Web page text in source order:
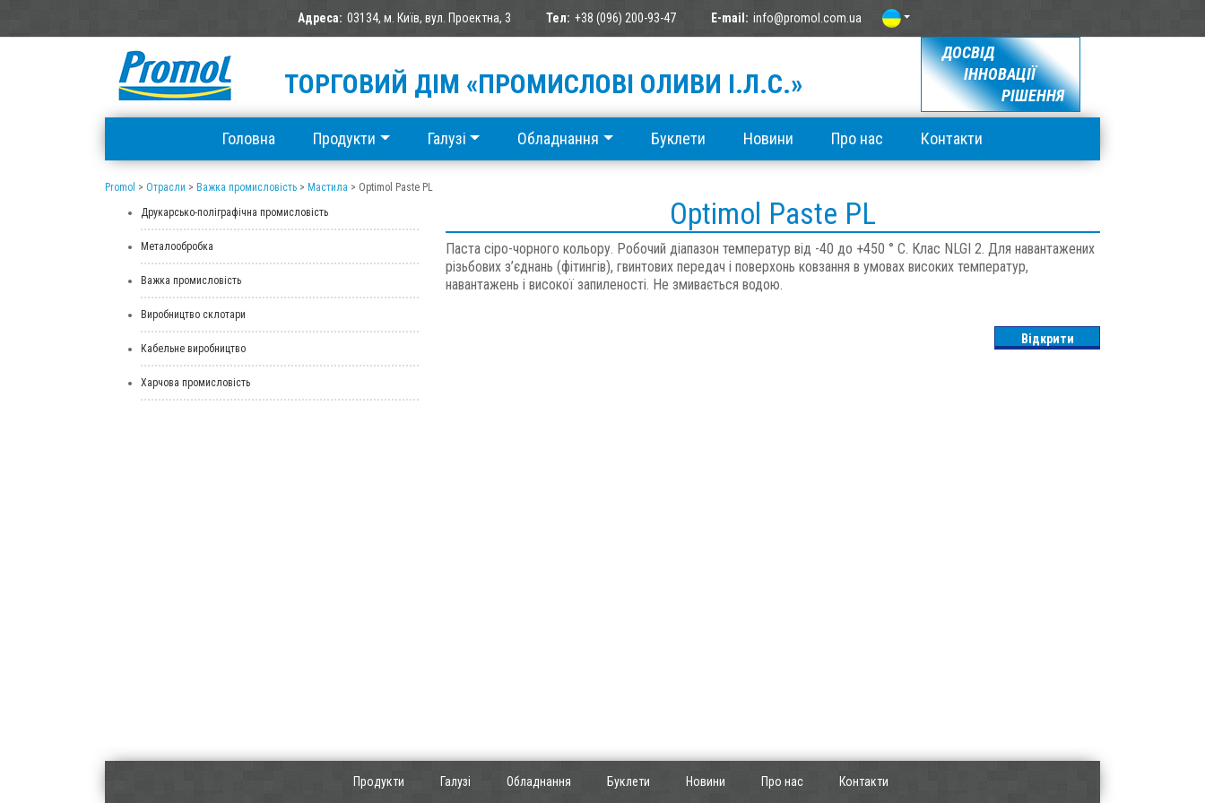
Адреса: 03134, м. Київ, вул. Проектна, 3 Тел: +38 (096) 200-93-47 E-mail: info@promol.com.ua
ТОРГОВИЙ ДІМ «ПРОМИСЛОВІ ОЛИВИ І.Л.С.»
ДОСВІД
ІННОВАЦІЇ
РІШЕННЯ
Головна Продукти Галузі Обладнання Буклети Новини Про нас Контакти
Promol > Отрасли > Важка промисловість > Мастила > Optimol Paste PL
Друкарсько-поліграфічна промисловість
Металообробка
Важка промисловість
Виробництво склотари
Кабельне виробництво
Харчова промисловість
Optimol Paste PL
Паста сіро-чорного кольору. Робочий діапазон температур від -40 до +450 ° C. Клас NLGI 2. Для навантажених
різьбових з’єднань (фітингів), гвинтових передач і поверхонь ковзання в умовах високих температур,
навантажень і високої запиленості. Не змивається водою.
Відкрити
Продукти Галузі Обладнання Буклети Новини Про нас Контакти